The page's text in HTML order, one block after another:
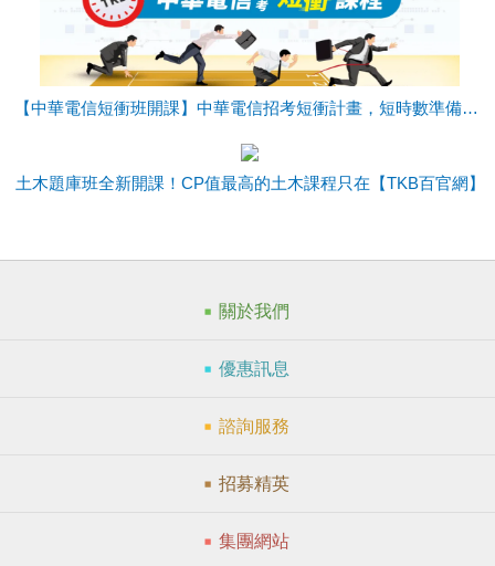
【中華電信短衝班開課】中華電信招考短衝計畫，短時數準備快、師資優穩上榜！
土木題庫班全新開課！CP值最高的土木課程只在【TKB百官網】
關於我們
優惠訊息
諮詢服務
招募精英
集團網站